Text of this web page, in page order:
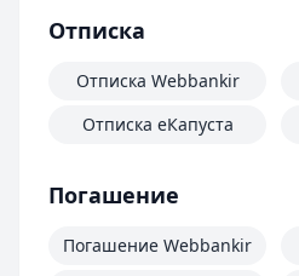
Отписка
Отписка Webbankir
Отписка еКапуста
Погашение
Погашение Webbankir